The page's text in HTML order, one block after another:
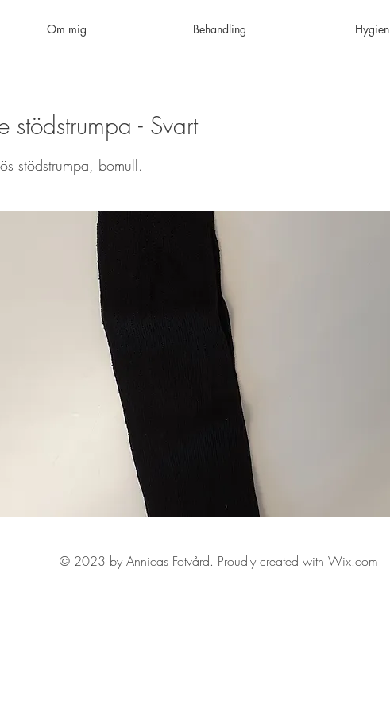
Om mig Behandling Hygien
stödstrumpa - Svart
stödstrumpa, bomull.
© 2023 by Annicas Fotvård. Proudly created with Wix.com